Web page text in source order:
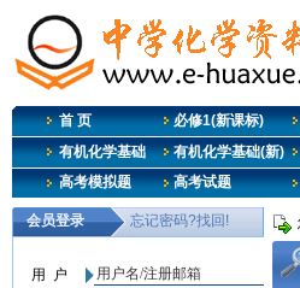
首 页 必修1(新课标)
有机化学基础
有机化学基础(新)
高考模拟题
高考试题